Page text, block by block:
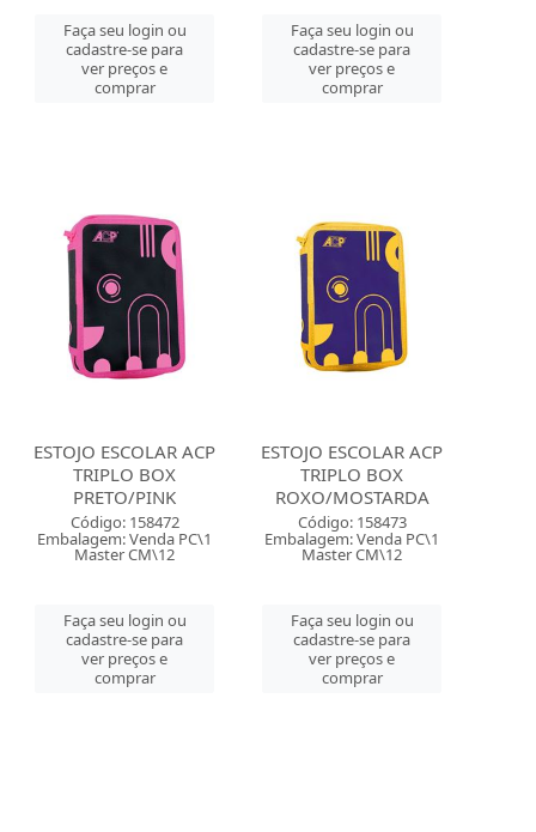
Faça seu login ou
cadastre-se para
ver preços e
comprar
Faça seu login ou
cadastre-se para
ver preços e
comprar
ESTOJO ESCOLAR ACP
TRIPLO BOX
PRETO/PINK
Código: 158472
Embalagem: Venda PC\1
Master CM\12
Faça seu login ou
cadastre-se para
ver preços e
comprar
ESTOJO ESCOLAR ACP
TRIPLO BOX
ROXO/MOSTARDA
Código: 158473
Embalagem: Venda PC\1
Master CM\12
Faça seu login ou
cadastre-se para
ver preços e
comprar